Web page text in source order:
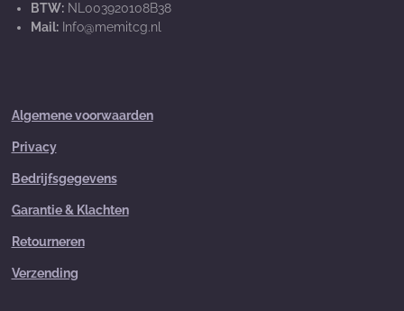
BTW: NL003920108B38
Mail:Info@memitcg.nl
Algemene voorwaarden
Privacy
Bedrijfsgegevens
Garantie & Klachten
Retourneren
Verzending